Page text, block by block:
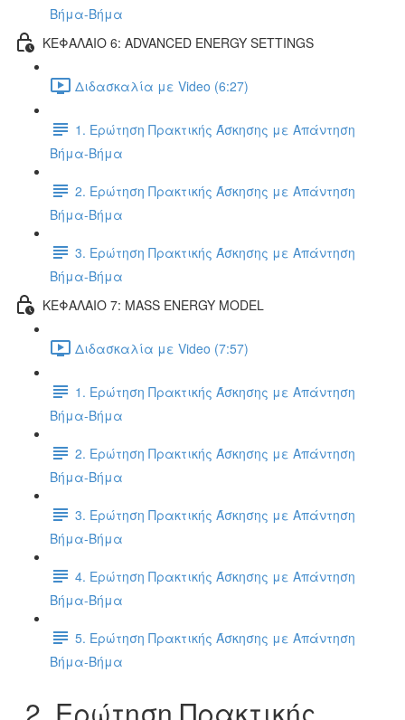
Βήμα-Βήμα
ΚΕΦΑΛΑΙΟ 6: ADVANCED ENERGY SETTINGS
Διδασκαλία με Video (6:27)
1. Ερώτηση Πρακτικής Άσκησης με Απάντηση
Βήμα-Βήμα
2. Ερώτηση Πρακτικής Άσκησης με Απάντηση
Βήμα-Βήμα
3. Ερώτηση Πρακτικής Άσκησης με Απάντηση
Βήμα-Βήμα
ΚΕΦΑΛΑΙΟ 7: MASS ENERGY MODEL
Διδασκαλία με Video (7:57)
1. Ερώτηση Πρακτικής Άσκησης με Απάντηση
Βήμα-Βήμα
2. Ερώτηση Πρακτικής Άσκησης με Απάντηση
Βήμα-Βήμα
3. Ερώτηση Πρακτικής Άσκησης με Απάντηση
Βήμα-Βήμα
4. Ερώτηση Πρακτικής Άσκησης με Απάντηση
Βήμα-Βήμα
5. Ερώτηση Πρακτικής Άσκησης με Απάντηση
Βήμα-Βήμα